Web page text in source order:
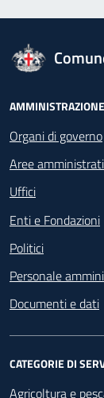
logo Unione
Footer -
AMMINISTRAZIONE
Organi di governo
Aree
Uffici
Enti e Fondazioni
Politici
Personale
Documenti e dati
CATEGORIE DI
Agricoltura e